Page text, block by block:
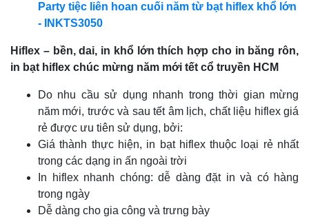
Party tiệc liên hoan cuối năm từ bạt hiflex khổ lớn
- INKTS3050
Hiflex – bền, dai, in khổ lớn thích hợp cho in băng rôn,
in bạt hiflex chúc mừng năm mới tết cổ truyền HCM
Do nhu cầu sử dụng nhanh trong thời gian mừng
năm mới, trước và sau tết âm lịch, chất liệu hiflex giá
rẻ được ưu tiên sử dụng, bởi:
Giá thành thực hiện, in bạt hiflex thuộc loại rẻ nhất
trong các dạng in ấn ngoài trời
In hiflex nhanh chóng: dễ dàng đặt in và có hàng
trong ngày
Dễ dàng cho gia công và trưng bày